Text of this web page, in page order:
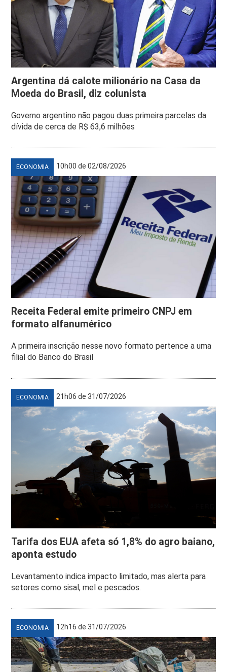
Argentina dá calote milionário na Casa da
Moeda do Brasil, diz colunista
Governo argentino não pagou duas primeira parcelas da
dívida de cerca de R$ 63,6 milhões
ECONOMIA 10h00 de 02/08/2026
Receita Federal emite primeiro CNPJ em
formato alfanumérico
A primeira inscrição nesse novo formato pertence a uma
filial do Banco do Brasil
ECONOMIA 21h06 de 31/07/2026
Tarifa dos EUA afeta só 1,8% do agro baiano,
aponta estudo
Levantamento indica impacto limitado, mas alerta para
setores como sisal, mel e pescados.
ECONOMIA 12h16 de 31/07/2026